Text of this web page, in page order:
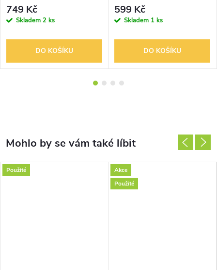
749 Kč
Skladem 2 ks
DO KOŠÍKU
599 Kč
Skladem 1 ks
DO KOŠÍKU
Použité
Akce
Použité